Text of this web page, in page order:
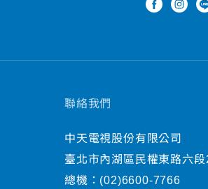
聯絡我們
中天電視股份有限公司
臺北市內湖區民權東路六段
總機： (02)6600-7766